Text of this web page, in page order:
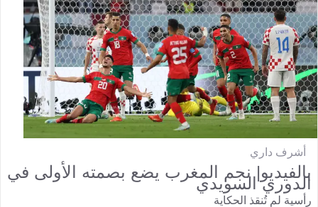
أشرف داري
بالفيديو| نجم المغرب يضع بصمته الأولى في
الدوري السويدي
رأسية لم تُنقذ الحكاية